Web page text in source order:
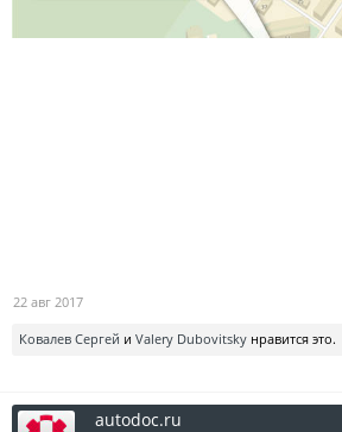
22 авг 2017
Ковалев Сергей и Valery Dubovitsky нравится это.
autodoc.ru